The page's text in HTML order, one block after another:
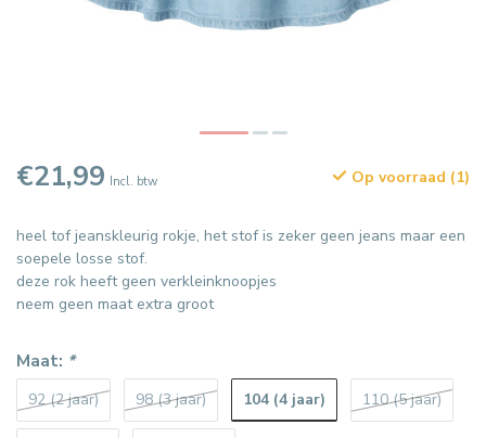
€21,99 Incl. btw Op voorraad (1)
heel tof jeanskleurig rokje, het stof is zeker geen jeans maar een
soepele losse stof.
deze rok heeft geen verkleinknoopjes
neem geen maat extra groot
Maat: *
92 (2 jaar) 98 (3 jaar) 104 (4 jaar) 110 (5 jaar)